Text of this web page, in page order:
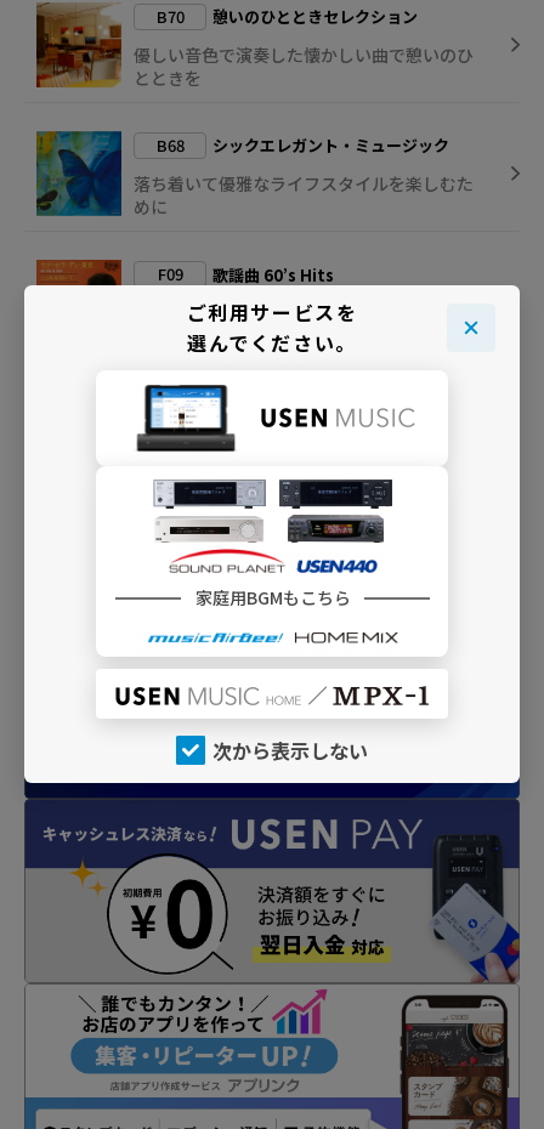
B70 憩いのひとときセレクション
優しい音色で演奏した懐かしい曲で憩いのひ
とときを
B68 シックエレガント・ミュージック
落ち着いて優雅なライフスタイルを楽しむた
めに
F09 歌謡曲 60’s Hits
60年代の名曲オンパレード！青春歌謡に和製
ポップスなど放送中
B09 昭和の歌謡ポップス
昭和のヒット曲が次々と！大人向けポップス
ご利用サービスを
選んでください。
家庭用BGMもこちら
次から表示しない